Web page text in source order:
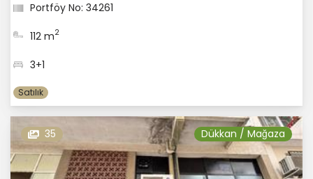
Portföy No: 34261
112 m2
3+1
Satılık
35 Dükkan / Mağaza